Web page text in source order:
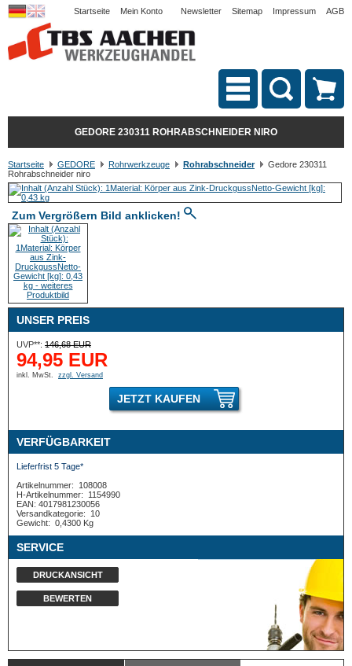
Startseite Mein Konto Newsletter Sitemap Impressum AGB
GEDORE 230311 ROHRABSCHNEIDER NIRO
Startseite GEDORE Rohrwerkzeuge Rohrabschneider
Gedore 230311
Rohrabschneider niro
Zum Vergrößern Bild anklicken!
UNSER PREIS
UVP**: 146,68 EUR
94,95 EUR
inkl. MwSt. zzgl. Versand
JETZT KAUFEN
VERFÜGBARKEIT
Lieferfrist 5 Tage*
Artikelnummer:
108008
H-Artikelnummer:
1154990
EAN: 4017981230056
Versandkategorie:
10
Gewicht: 0,4300 Kg
SERVICE
DRUCKANSICHT
BEWERTEN